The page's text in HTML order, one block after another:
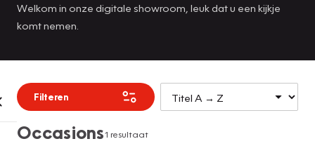
Welkom in onze digitale showroom, leuk dat u een kijkje
komt nemen.
Filteren
Occasions1 resultaat